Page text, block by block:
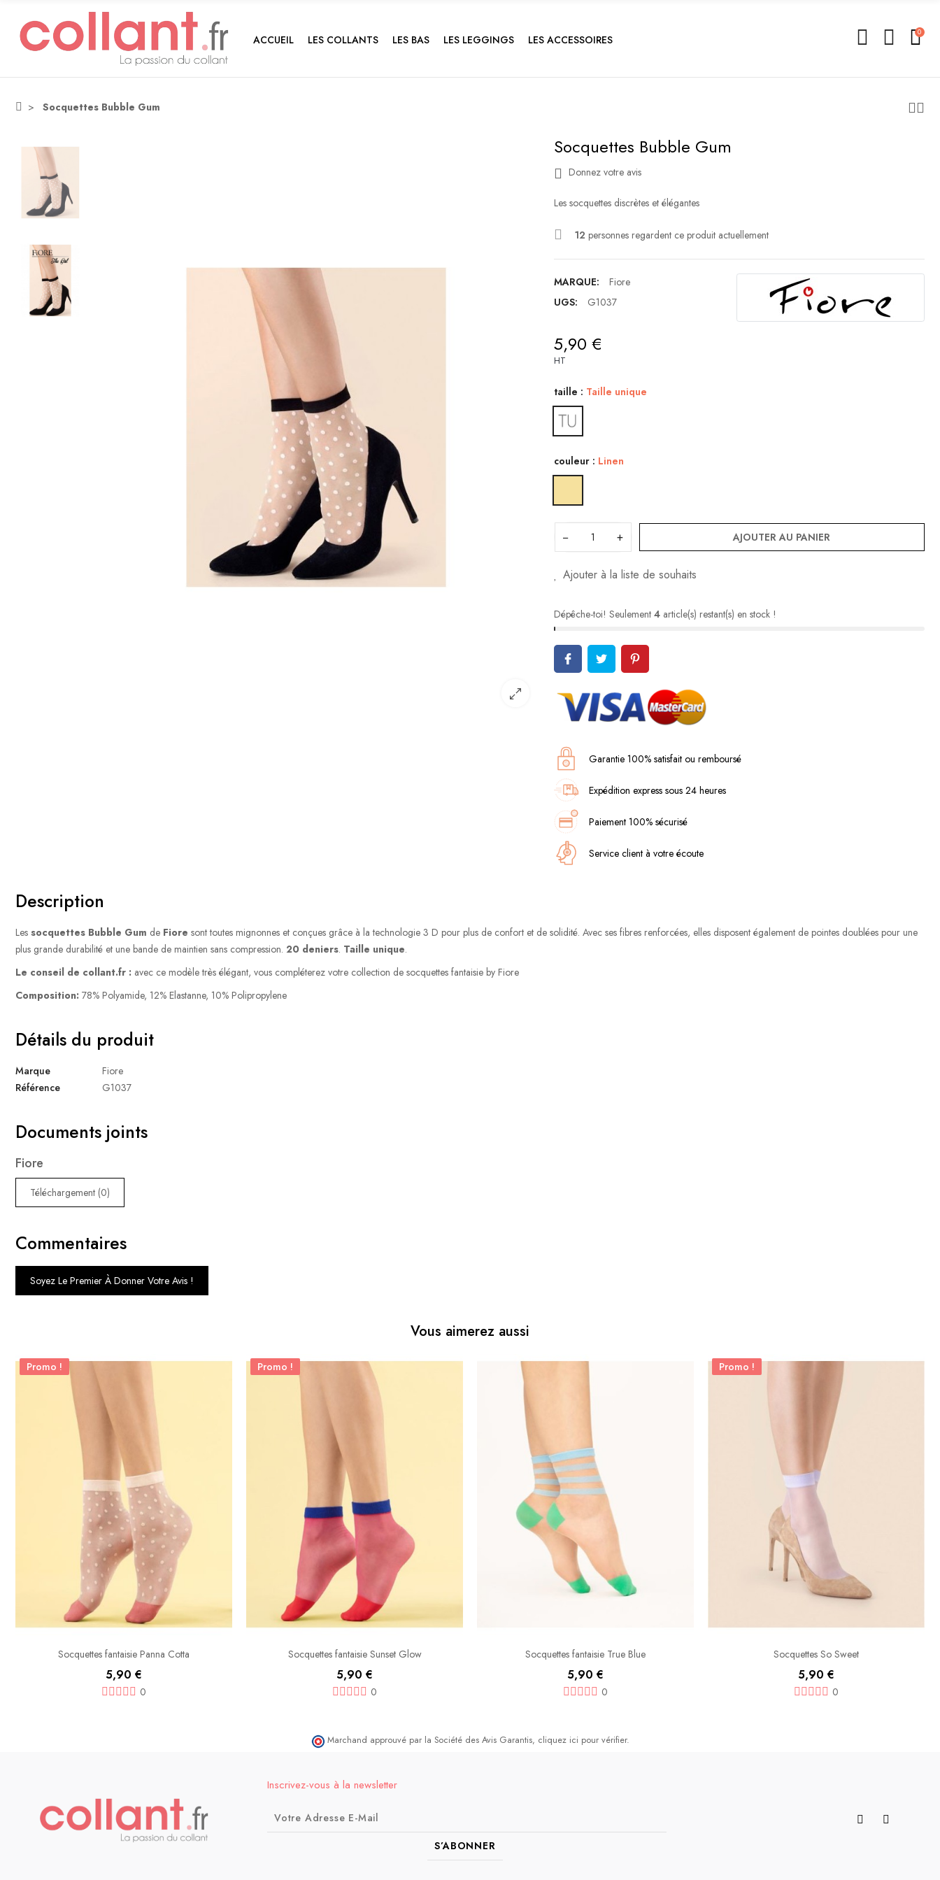
ACCUEIL LES COLLANTS LES BAS LES LEGGINGS LES ACCESSOIRES
0
Socquettes Bubble Gum
Socquettes Bubble Gum
Donnez votre avis
Les socquettes discrètes et élégantes
12 personnes regardent ce produit actuellement
MARQUE:
Fiore
UGS:
G1037
5,90 €
HT
taille : Taille unique
couleur : Linen
− + AJOUTER AU PANIER
Ajouter à la liste de souhaits
Dépêche-toi! Seulement 4article(s) restant(s) en stock !
Garantie 100% satisfait ou remboursé
Expédition express sous 24 heures
Paiement 100% sécurisé
Service client à votre écoute
Description
Les socquettes Bubble Gum de Fiore sont toutes mignonnes et conçues grâce à la technologie 3 D pour plus de confort et de solidité. Avec ses fibres renforcées, elles disposent également de pointes doublées pour une
plus grande durabilité et une bande de maintien sans compression. 20 deniers. Taille unique.
Le conseil de collant.fr : avec ce modèle très élégant, vous compléterez votre collection de socquettes fantaisie by Fiore
Composition: 78% Polyamide, 12% Elastanne, 10% Polipropylene
Détails du produit
Marque
Fiore
Référence
G1037
Documents joints
Fiore
Téléchargement (0)
Commentaires
Soyez Le Premier À Donner Votre Avis !
Vous aimerez aussi
Promo !
Socquettes fantaisie Panna Cotta
5,90 €
0
Promo !
Socquettes fantaisie Sunset Glow
5,90 €
0
Socquettes fantaisie True Blue
5,90 €
0
Promo !
Socquettes So Sweet
5,90 €
0
Marchand approuvé par la Société des Avis Garantis, cliquez ici pour vérifier.
Inscrivez-vous à la newsletter
S’ABONNER